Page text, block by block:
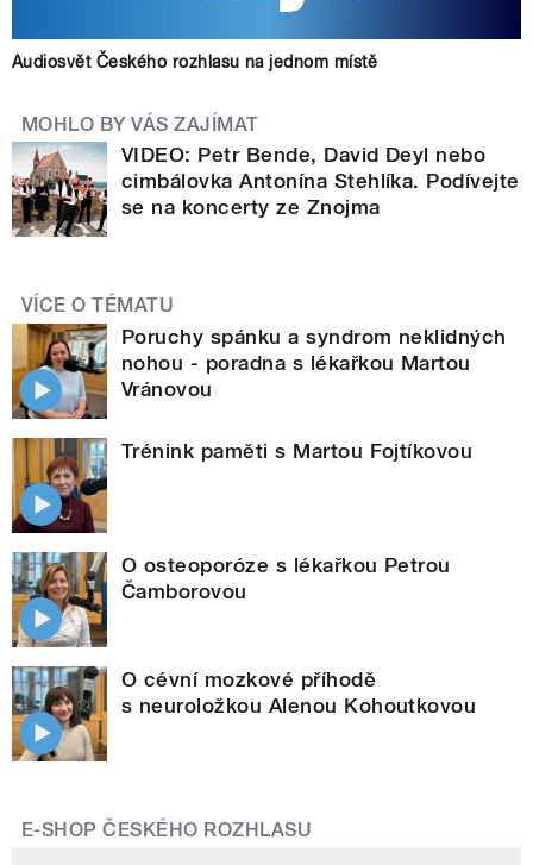
Audiosvět Českého rozhlasu na jednom místě
MOHLO BY VÁS ZAJÍMAT
VIDEO: Petr Bende, David Deyl nebo
cimbálovka Antonína Stehlíka. Podívejte
se na koncerty ze Znojma
VÍCE O TÉMATU
Poruchy spánku a syndrom neklidných
nohou - poradna s lékařkou Martou
Vránovou
Trénink paměti s Martou Fojtíkovou
O osteoporóze s lékařkou Petrou
Čamborovou
O cévní mozkové příhodě
s neuroložkou Alenou Kohoutkovou
E-SHOP ČESKÉHO ROZHLASU